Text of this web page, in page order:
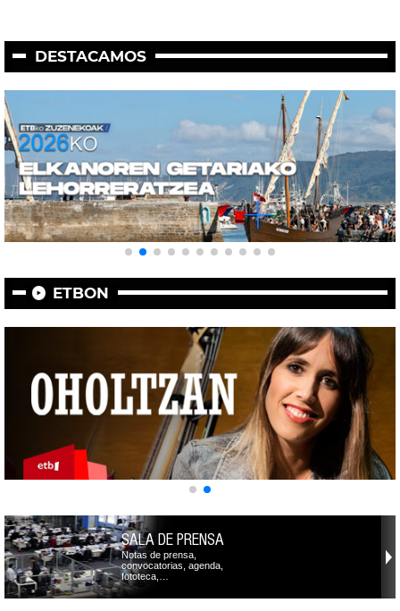
DESTACAMOS
ETBON
SALA DE PRENSA
Notas de prensa,
convocatorias, agenda,
fototeca,…